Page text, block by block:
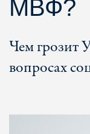
МВФ?
Чем грозит
вопросах